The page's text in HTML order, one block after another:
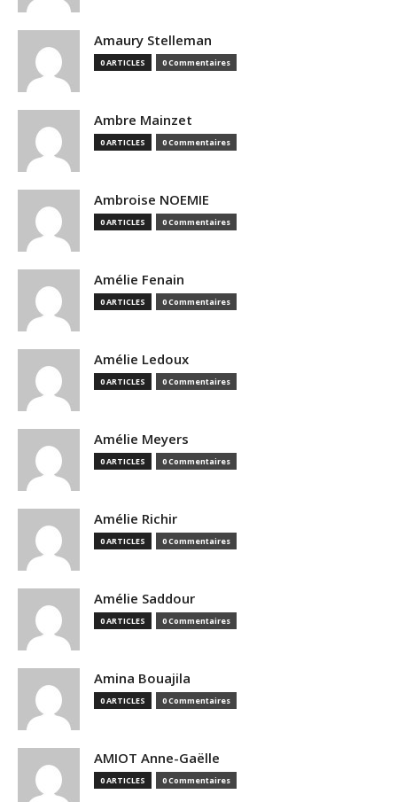
Amaury Stelleman
0 ARTICLES 0 Commentaires
Ambre Mainzet
0 ARTICLES 0 Commentaires
Ambroise NOEMIE
0 ARTICLES 0 Commentaires
Amélie Fenain
0 ARTICLES 0 Commentaires
Amélie Ledoux
0 ARTICLES 0 Commentaires
Amélie Meyers
0 ARTICLES 0 Commentaires
Amélie Richir
0 ARTICLES 0 Commentaires
Amélie Saddour
0 ARTICLES 0 Commentaires
Amina Bouajila
0 ARTICLES 0 Commentaires
AMIOT Anne-Gaëlle
0 ARTICLES 0 Commentaires